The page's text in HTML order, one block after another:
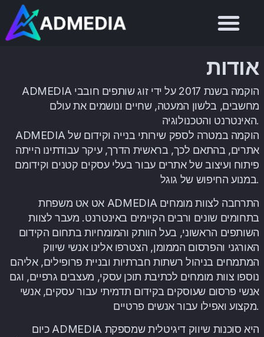
אודות
ADMEDIA הוקמה בשנת 2017 על ידי זוג שותפים חובבי
מחשבים, בלשון המעטה, שחיים ונושמים את עולם
האינטרנט והטכנולוגיה.
ADMEDIA הוקמה במטרה לספק שירותי בנייה וקידום של
אתרים, בהתאם לכך, בראשית הדרך, עיקר עבודתינו הייתה
פיתוח ועיצוב של אתרים עבור בעלי עסקים קטנים וקידומם
במנוע החיפוש של גוגל.
אט אט משפחת ADMEDIA התרחבה לצוות מומחים
בתחומים שונים ורבים הקיימים באינטרנט. מעבר לצוות
השותפים הראשוני, בעל הוותק והמומחיות בתחום הקידום
האורגני והפרסום הממומן, הצטרפו אלינו אנשי שיווק
המתמחים בניהול רשתות חברתיות ובניית פרופילים, אליהם
נוספו צוות מומחים לכתיבת תוכן עסקי, מעצבים גרפיים, וגם
אנשי פרסום שעוסקים בקידום תדמיתי עבור עסקים, אנשי
מקצוע ואפילו עבור אנשים פרטיים.
כיום ADMEDIA היא סוכנות שיווק דיגיטלית שמספקת